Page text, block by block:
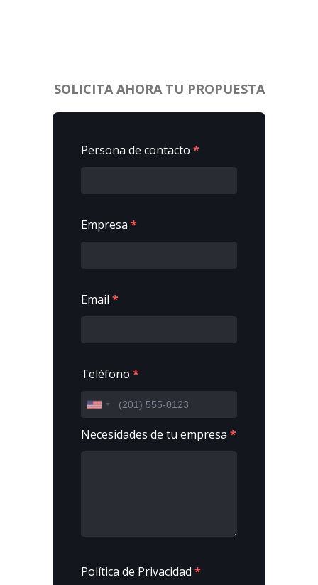
SOLICITA AHORA TU PROPUESTA
Persona de contacto *
Empresa *
Email *
Teléfono *
Necesidades de tu empresa *
Política de Privacidad *